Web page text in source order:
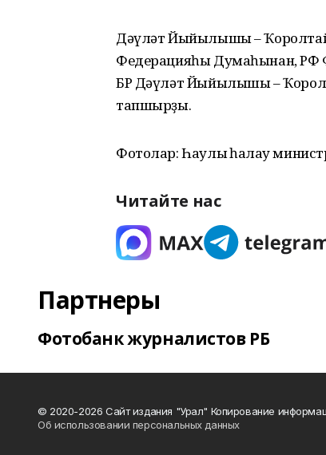
Дәүләт Йыйылышы – Ҡоролтай
Федерацияһы Думаһынан,
БР Дәүләт Йыйылышы –
тапшырҙы.
Фотолар: Һаулыҡ һаҡлау
Читайте нас
Партнеры
Фотобанк журналистов РБ
© 2020-2026 Сайт издания "Урал" Копирование
Об использовании персональных данных